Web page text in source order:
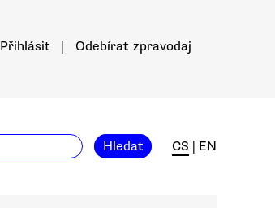
Přihlásit Odebírat zpravodaj
Hledat CS EN